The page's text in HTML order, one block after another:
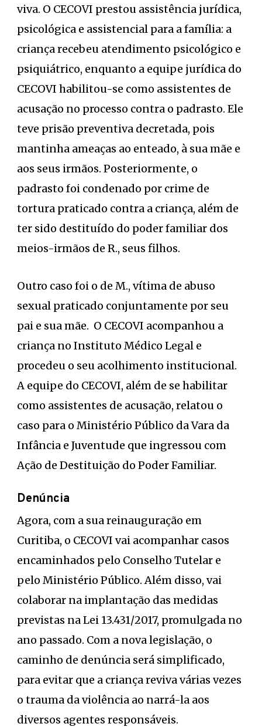
viva. O CECOVI prestou assistência jurídica,
psicológica e assistencial para a família: a
criança recebeu atendimento psicológico e
psiquiátrico, enquanto a equipe jurídica do
CECOVI habilitou-se como assistentes de
acusação no processo contra o padrasto. Ele
teve prisão preventiva decretada, pois
mantinha ameaças ao enteado, à sua mãe e
aos seus irmãos. Posteriormente, o
padrasto foi condenado por crime de
tortura praticado contra a criança, além de
ter sido destituído do poder familiar dos
meios-irmãos de R., seus filhos.
Outro caso foi o de M., vítima de abuso
sexual praticado conjuntamente por seu
pai e sua mãe. O CECOVI acompanhou a
criança no Instituto Médico Legal e
procedeu o seu acolhimento institucional.
A equipe do CECOVI, além de se habilitar
como assistentes de acusação, relatou o
caso para o Ministério Público da Vara da
Infância e Juventude que ingressou com
Ação de Destituição do Poder Familiar.
Denúncia
Agora, com a sua reinauguração em
Curitiba, o CECOVI vai acompanhar casos
encaminhados pelo Conselho Tutelar e
pelo Ministério Público. Além disso, vai
colaborar na implantação das medidas
previstas na Lei 13.431/2017, promulgada no
ano passado. Com a nova legislação, o
caminho de denúncia será simplificado,
para evitar que a criança reviva várias vezes
o trauma da violência ao narrá-la aos
diversos agentes responsáveis.